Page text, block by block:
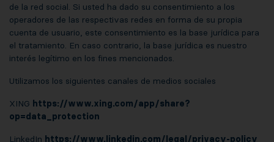
de la red social. Si usted ha dado su consentimiento a los
operadores de las respectivas redes en forma de su propia
cuenta de usuario, este consentimiento es la base jurídica para
el tratamiento. En caso contrario, la base jurídica es nuestro
interés legítimo en los fines mencionados.
Utilizamos los siguientes canales de medios sociales
XING https://www.xing.com/app/share?
op=data_protection
LinkedIn https://www.linkedin.com/legal/privacy-policy